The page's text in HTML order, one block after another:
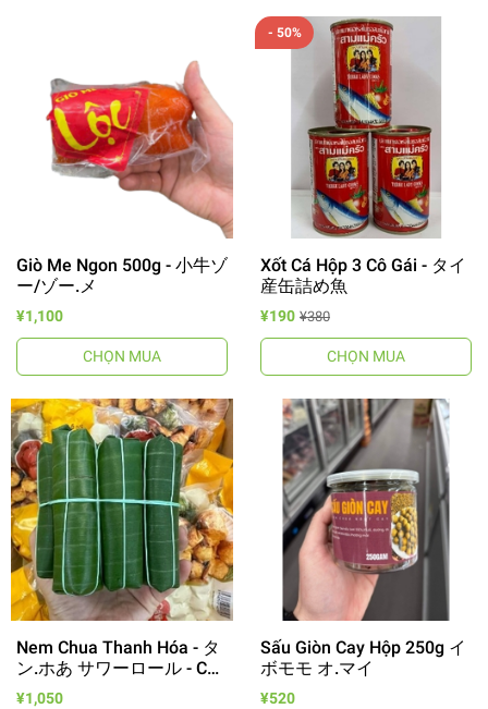
Giò Me Ngon 500g - 小牛ゾ
ー/ゾー.メ
¥1,100
CHỌN MUA
- 50%
Xốt Cá Hộp 3 Cô Gái - タイ
産缶詰め魚
¥190 ¥380
CHỌN MUA
Nem Chua Thanh Hóa - タ
ン.ホあ サワーロール - Cọc
10 Cái
¥1,050
Sấu Giòn Cay Hộp 250g イ
ボモモ オ.マイ
¥520